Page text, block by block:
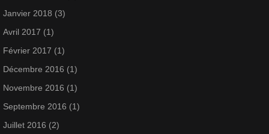
Janvier 2018 (3)
Avril 2017 (1)
Février 2017 (1)
Décembre 2016 (1)
Novembre 2016 (1)
Septembre 2016 (1)
Juillet 2016 (2)